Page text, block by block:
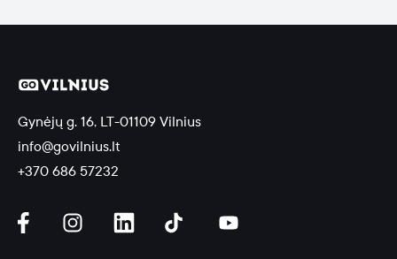
Gynėjų g. 16, LT-01109 Vilnius
info@govilnius.lt
+370 686 57232